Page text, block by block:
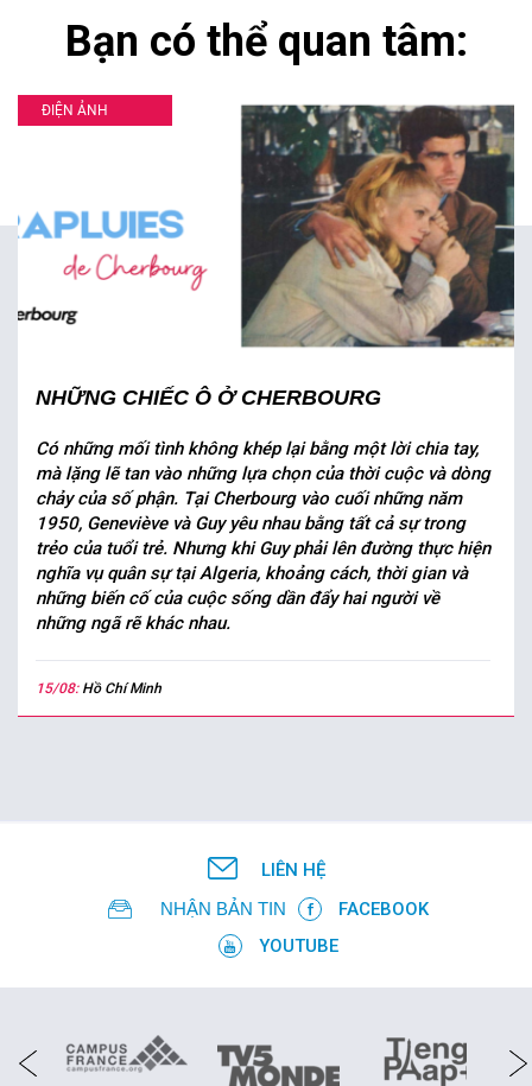
Bạn có thể quan tâm:
ĐIỆN ẢNH
NHỮNG CHIẾC Ô Ở CHERBOURG
Có những mối tình không khép lại bằng một lời chia tay,
mà lặng lẽ tan vào những lựa chọn của thời cuộc và dòng
chảy của số phận. Tại Cherbourg vào cuối những năm
1950, Geneviève và Guy yêu nhau bằng tất cả sự trong
trẻo của tuổi trẻ. Nhưng khi Guy phải lên đường thực hiện
nghĩa vụ quân sự tại Algeria, khoảng cách, thời gian và
những biến cố của cuộc sống dần đẩy hai người về
những ngã rẽ khác nhau.
15/08: Hồ Chí Minh
LIÊN HỆ
NHẬN BẢN TIN
FACEBOOK
YOUTUBE